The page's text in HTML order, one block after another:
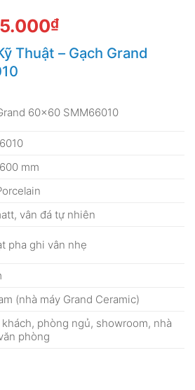
₫Giá
hiện
tại
Thuật – Gạch Grand
60×60 SMM66010
mm
vân đá tự nhiên
pha ghi vân nhẹ
(nhà máy Grand Ceramic)
khách, phòng ngủ, showroom, nhà
phòng
số lượng